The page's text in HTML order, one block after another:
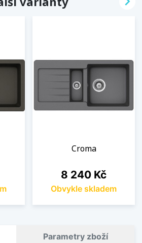
Croma
Cena
8 240 Kč
Obvykle skladem
Parametry zboží